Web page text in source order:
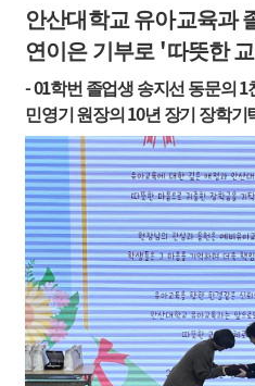
안산대학교 유아교육과
연이은 기부로 '따뜻한
- 01학번 졸업생 송지선 동문의 1
민영기 원장의 10년 장기 장학기